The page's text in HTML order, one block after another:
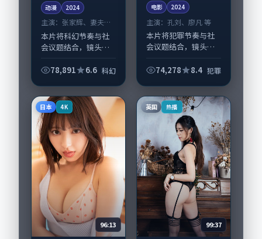
动漫 2024
主演： 张家辉、妻夫木
聪 等
本片将科幻节奏与社
会议题结合，镜头语
《孤岛苏醒的下雨
纲主线；取景与声音
设计凸显中国台湾城
市质...
78,891 6.6 科幻
电影 2024
主演：孔刘、廖凡 等
本片将犯罪节奏与社
会议题结合，镜头语
《信笺与明信片》由
与声音设计凸显中国
大陆城市质感，适合
74,278 8.4 犯罪
日本 4K
96:13
英国 热播
99:37